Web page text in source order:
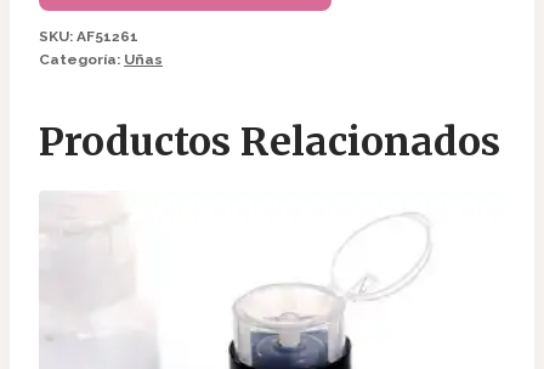
SKU: AF51261
Categoría: Uñas
Productos Relacionados